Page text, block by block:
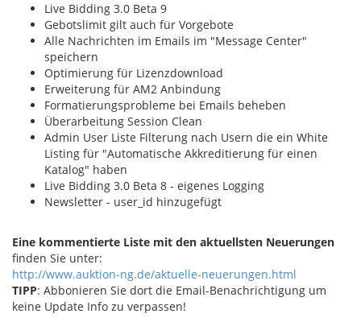
Live Bidding 3.0 Beta 9
Gebotslimit gilt auch für Vorgebote
Alle Nachrichten im Emails im "Message Center"
speichern
Optimierung für Lizenzdownload
Erweiterung für AM2 Anbindung
Formatierungsprobleme bei Emails beheben
Überarbeitung Session Clean
Admin User Liste Filterung nach Usern die ein White
Listing für "Automatische Akkreditierung für einen
Katalog" haben
Live Bidding 3.0 Beta 8 - eigenes Logging
Newsletter - user_id hinzugefügt
Eine kommentierte Liste mit den aktuellsten Neuerungen
finden Sie unter:
http://www.auktion-ng.de/aktuelle-neuerungen.html
TIPP: Abbonieren Sie dort die Email-Benachrichtigung um
keine Update Info zu verpassen!